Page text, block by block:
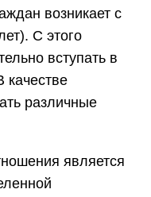
возникает с
С этого
вступать в
качестве
различные
является